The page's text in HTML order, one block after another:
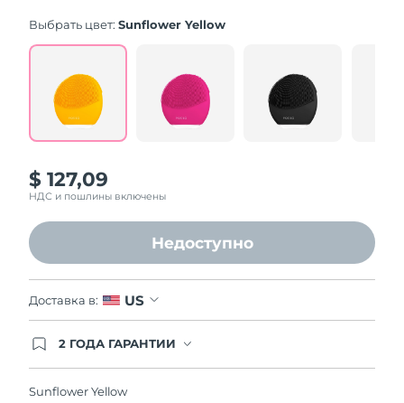
rating
Read
Reviews.
Same
page
Выбрать цвет:Sunflower Yellow
$ 127,09
НДС и пошлины включены
Недоступно
Доставка в: US
2 ГОДА ГАРАНТИИ
Это означает, что если в течение 2-х лет со дня
Sunflower Yellow